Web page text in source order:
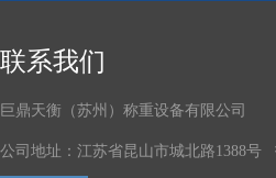
联系我们
巨鼎天衡（苏州）称重设备有限公司
公司地址：江苏省昆山市城北路1388号